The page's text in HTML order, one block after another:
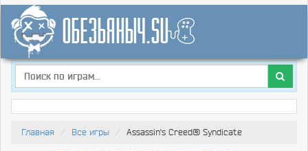
Главная Все игры Assassin's Creed® Syndicate